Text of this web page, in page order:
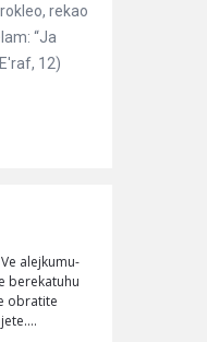
rekao
“Ja
12)
Ve alejkumu-
berekatuhu
obratite